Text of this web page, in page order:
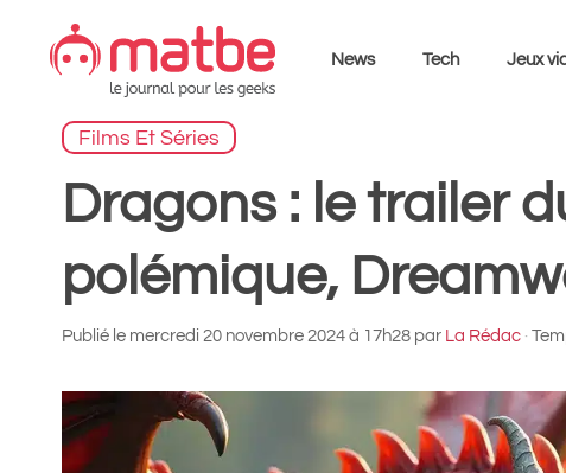
contenu
News Tech Jeux
Films Et Séries
Dragons : le trailer
polémique,
Publié le mercredi 20 novembre 2024 à 17h28 par La Rédac ·